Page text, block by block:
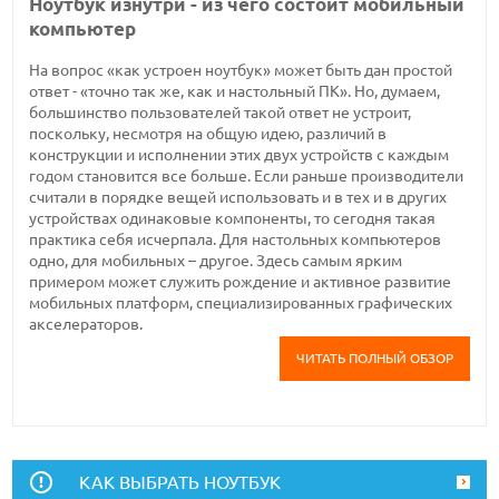
компьютер
На вопрос «как устроен ноутбук» может быть дан простой
ответ - «точно так же, как и настольный ПК». Но, думаем,
большинство пользователей такой ответ не устроит,
поскольку, несмотря на общую идею, различий в
конструкции и исполнении этих двух устройств с каждым
годом становится все больше. Если раньше производители
считали в порядке вещей использовать и в тех и в других
устройствах одинаковые компоненты, то сегодня такая
практика себя исчерпала. Для настольных компьютеров
одно, для мобильных – другое. Здесь самым ярким
примером может служить рождение и активное развитие
мобильных платформ, специализированных графических
акселераторов.
ЧИТАТЬ ПОЛНЫЙ ОБЗОР
КАК ВЫБРАТЬ НОУТБУК